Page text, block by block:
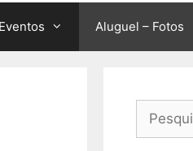
Eventos Aluguel – Fotos
Pesquisar